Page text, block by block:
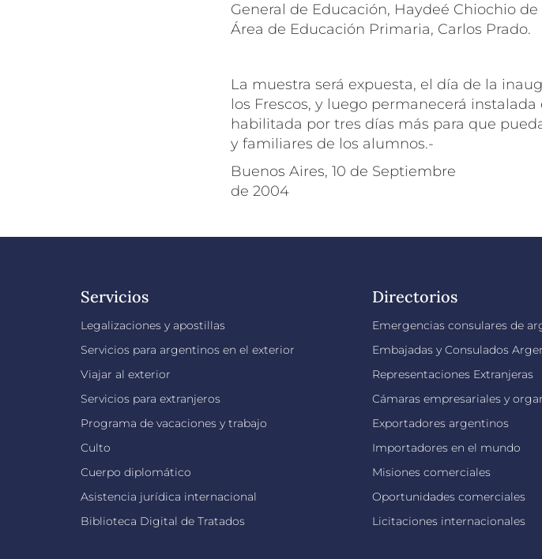
General de Educación, Haydeé Chiochio
Área de Educación Primaria, Carlos Prado.
La muestra será expuesta, el día de la
los Frescos, y luego permanecerá instalada
habilitada por tres días más para que
y familiares de los alumnos.-
Buenos Aires, 10 de Septiembre
de 2004
Servicios
Legalizaciones y apostillas
Servicios para argentinos en el exterior
Viajar al exterior
Servicios para extranjeros
Programa de vacaciones y trabajo
Culto
Cuerpo diplomático
Asistencia jurídica internacional
Biblioteca Digital de Tratados
Directorios
Emergencias consulares de
Embajadas y Consulados
Representaciones Extranjeras
Cámaras empresariales y
Exportadores argentinos
Importadores en el mundo
Misiones comerciales
Oportunidades comerciales
Licitaciones internacionales